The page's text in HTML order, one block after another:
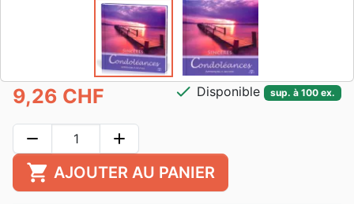
9,26 CHF check Disponible sup. à 100 ex.
remove add
shopping_cart AJOUTER AU PANIER